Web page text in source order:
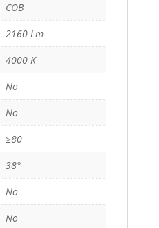
COB
2160 Lm
4000 K
No
No
≥80
38°
No
No